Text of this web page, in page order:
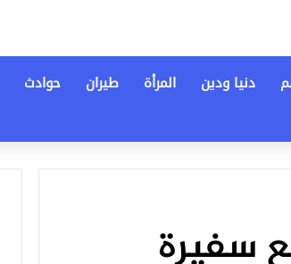
دنيا ودين المرأة طيران حوادث
سفيرة